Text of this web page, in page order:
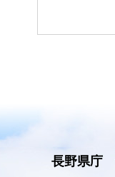
長野県庁